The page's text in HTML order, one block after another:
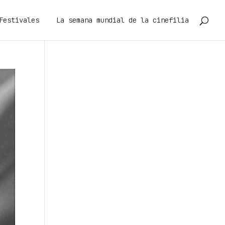
La semana mundial de la cinefilia